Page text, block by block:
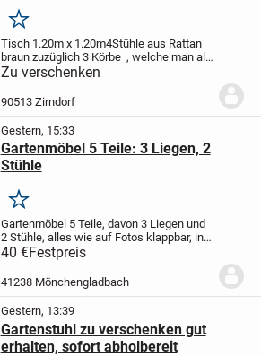
Merken
Tisch 1.20m x 1.20m4Stühle aus Rattan
braun zuzüglich 3 Körbe , welche man als
Aufbewahrung oder als Fußablage
Zu verschenken
90513 Zirndorf
Gestern, 15:33
Gartenmöbel 5 Teile: 3 Liegen, 2
Stühle
Merken
Gartenmöbel 5 Teile, davon 3 Liegen und
2 Stühle, alles wie auf Fotos klappbar, in
Ordnung, Verkauf von privat unter
Ausschluss jeglicher Gewährleistung,
Bringen gegen Aufwand
40 €Festpreis
41238 Mönchengladbach
Gestern, 13:39
Gartenstuhl zu verschenken gut
erhalten, sofort abholbereit